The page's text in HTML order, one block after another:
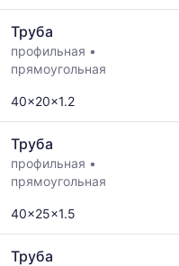
Труба
профильная •
прямоугольная
40x20x1.2
Труба
профильная •
прямоугольная
40x25x1.5
Труба